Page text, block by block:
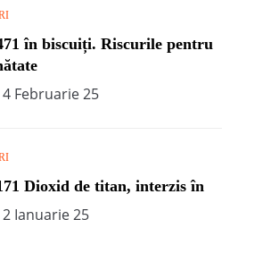
în biscuiți. Riscurile pentru
4 Februarie 25
Dioxid de titan, interzis în
2 Ianuarie 25